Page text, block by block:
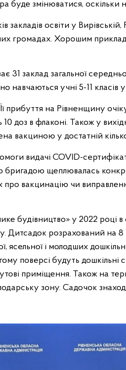
буде змінюватися, оскільки
закладів освіти у Вирівській,
громадах. Хорошим
заклад загальної
навчаються учні 5-11 класів
прибуття на Рівненщину
доз в флаконі. Також у
вакциною у достатній
видачі COVID-
бригадою щеплювалась
вакцинацію чи
будівництво» у 2022 році
Дитсадок розрахований на
ясельної і молодших
поверсі будуть дошкільні
приміщення. Також на
зону. Садочок